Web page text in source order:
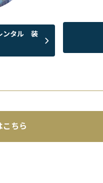
ンタル 装
ちら